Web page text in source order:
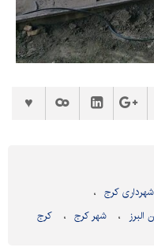
کرج
البرز شهر کرج کرج